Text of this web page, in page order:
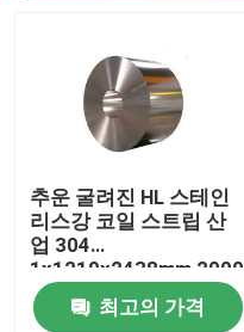
동영상
우리에 대하여
공장 여행
품질 관리
추운 굴려진 HL 스테인
리스강 코일 스트립 산
업 304
1x1219x2438mm 2000
밀리미터
최고의 가격